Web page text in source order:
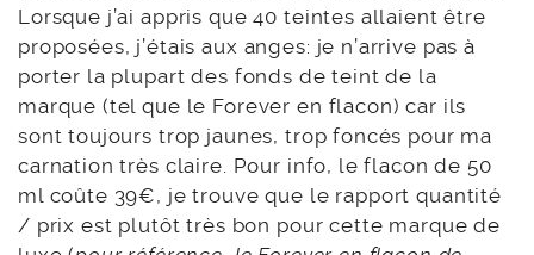
Lorsque j’ai appris que 40 teintes allaient être
proposées, j’étais aux anges: je n’arrive pas à
porter la plupart des fonds de teint de la
marque (tel que le Forever en flacon) car ils
sont toujours trop jaunes, trop foncés pour ma
carnation très claire. Pour info, le flacon de 50
ml coûte 39€, je trouve que le rapport quantité
/ prix est plutôt très bon pour cette marque de